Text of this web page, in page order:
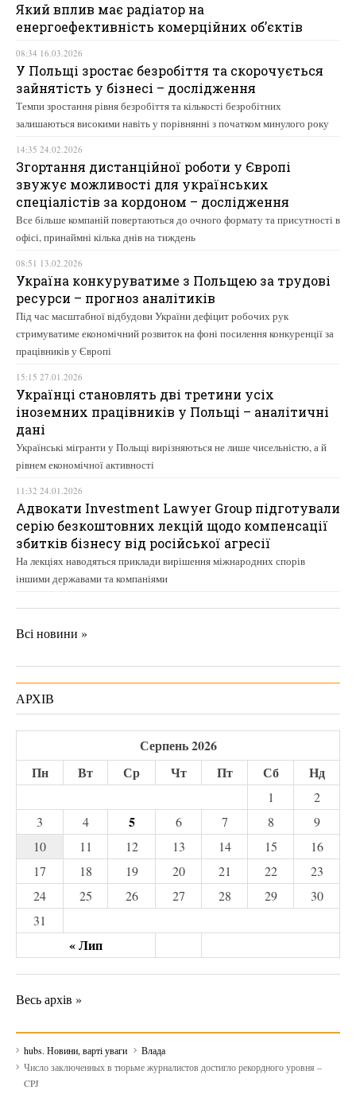
Який вплив має радіатор на
енергоефективність комерційних об’єктів
08:34 16.03.2026
У Польщі зростає безробіття та скорочується
зайнятість у бізнесі – дослідження
Темпи зростання рівня безробіття та кількості безробітних
залишаються високими навіть у порівнянні з початком минулого року
14:35 24.02.2026
Згортання дистанційної роботи у Європі
звужує можливості для українських
спеціалістів за кордоном – дослідження
Все більше компаній повертаються до очного формату та присутності в
офісі, принаймні кілька днів на тиждень
08:51 13.02.2026
Україна конкуруватиме з Польщею за трудові
ресурси – прогноз аналітиків
Під час масштабної відбудови України дефіцит робочих рук
стримуватиме економічний розвиток на фоні посилення конкуренції за
працівників у Європі
15:15 27.01.2026
Українці становлять дві третини усіх
іноземних працівників у Польщі – аналітичні
дані
Українські мігранти у Польщі вирізняються не лише чисельністю, а й
рівнем економічної активності
11:32 24.01.2026
Адвокати Investment Lawyer Group підготували
серію безкоштовних лекцій щодо компенсації
збитків бізнесу від російської агресії
На лекціях наводяться приклади вирішення міжнародних спорів
іншими державами та компаніями
Всі новини »
АРХІВ
Серпень 2026
Пн
Вт Ср Чт Пт Сб Нд
« Лип
1
2
3
4 5 6 7 8
9
10
11 12 13 14 15
16
17
18 19 20 21 22
23
24
25 26 27 28 29
30
31
Весь архів »
hubs. Новини, варті уваги
Влада
Число заключенных в тюрьме журналистов достигло рекордного уровня –
CPJ